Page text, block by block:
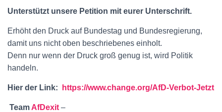
Unterstützt unsere Petition mit eurer Unterschrift.
Erhöht den Druck auf Bundestag und Bundesregierung,
damit uns nicht oben beschriebenes einholt.
Denn nur wenn der Druck groß genug ist, wird Politik
handeln.
Hier der Link: https://www.change.org/AfD-Verbot-Jetzt
Team AfDexit –